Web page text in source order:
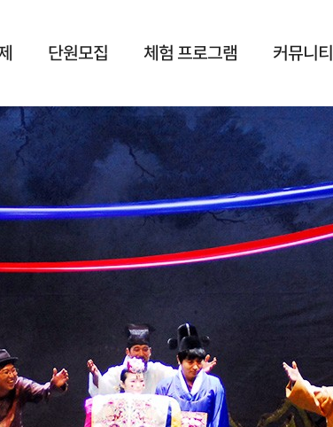
단원모집 체험 프로그램 커뮤니티